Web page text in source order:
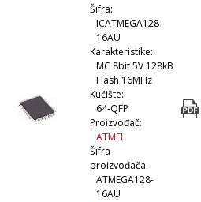
Šifra:
ICATMEGA128-
16AU
Karakteristike:
MC 8bit 5V 128kB
Flash 16MHz
Kućište:
64-QFP
Proizvođač:
ATMEL
Šifra
proizvođača:
ATMEGA128-
16AU